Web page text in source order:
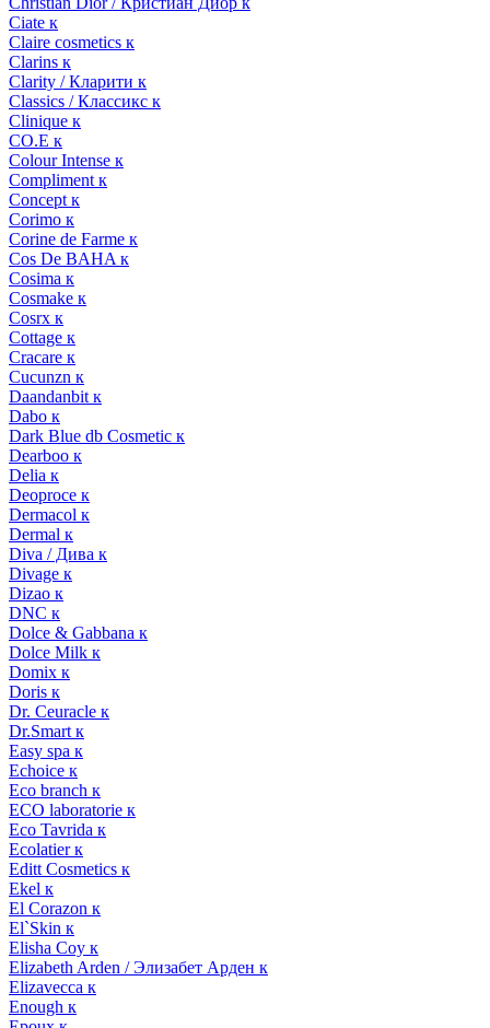
Ciate к
Claire cosmetics к
Clarins к
Clarity / Кларити к
Classics / Классикс к
Clinique к
CO.E к
Colour Intense к
Compliment к
Concept к
Corimo к
Corine de Farme к
Cos De BAHA к
Cosima к
Cosmake к
Cosrx к
Cottage к
Cracare к
Cucunzn к
Daandanbit к
Dabo к
Dark Blue db Cosmetic к
Dearboo к
Delia к
Deoproce к
Dermacol к
Dermal к
Diva / Дива к
Divage к
Dizao к
DNC к
Dolce & Gabbana к
Dolce Milk к
Domix к
Doris к
Dr. Ceuracle к
Dr.Smart к
Easy spa к
Echoice к
Eco branch к
ECO laboratorie к
Eco Tavrida к
Ecolatier к
Editt Cosmetics к
Ekel к
El Corazon к
El`Skin к
Elisha Coy к
Elizabeth Arden / Элизабет Арден к
Elizavecca к
Enough к